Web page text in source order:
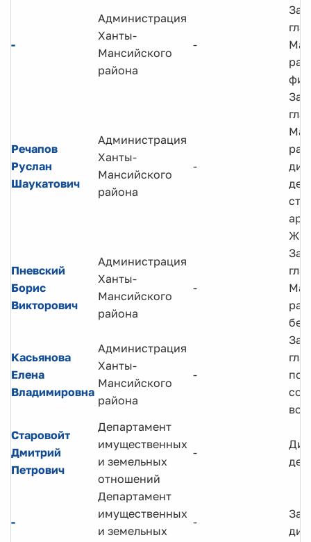
-
Администрация
Ханты-
Мансийского
района
-
Речапов
Руслан
Шаукатович
Администрация
Ханты-
Мансийского
района
-
Пневский
Борис
Викторович
Администрация
Ханты-
Мансийского
района
-
Касьянова
Елена
Владимировна
Администрация
Ханты-
Мансийского
района
-
по
Старовойт
Дмитрий
Петрович
Департамент
имущественных
и земельных
отношений
-
-
Департамент
имущественных
и земельных
-